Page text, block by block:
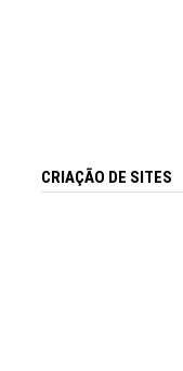
CRIAÇÃO DE SITES